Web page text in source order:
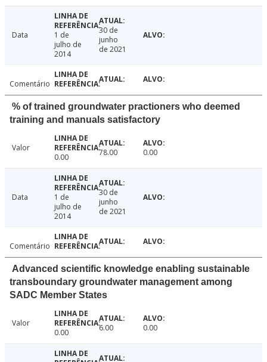
Data
1 de
julho de
2014
30 de
junho
de 2021
Comentário
% of trained groundwater practioners who deemed
training and manuals satisfactory
Valor
0.00
78.00 0.00
Data
1 de
julho de
2014
30 de
junho
de 2021
Comentário
Advanced scientific knowledge enabling sustainable
transboundary groundwater management among
SADC Member States
Valor
0.00
6.00 0.00